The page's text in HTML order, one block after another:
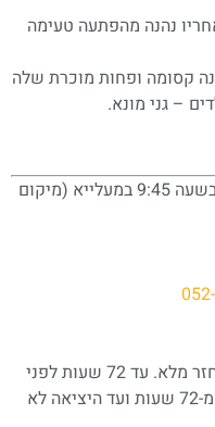
נהנה מהפתעה טעימה
קסומה ופחות מוכרת שלה
– גני מונא.
יום חמישי ה-14.10.21 נפגש בשעה 9:45 במעלייא (מיקום
עד שבוע לפני הטיול החזר מלא. עד 72 שעות לפני
היציאה לטיול החזר של 50%. פחות מ-72 שעות ועד היציאה לא